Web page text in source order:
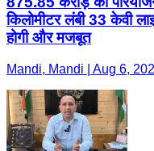
किलोमीटर लंबी 33 केवी
होगी और मजबूत
Mandi, Mandi | Aug 6,